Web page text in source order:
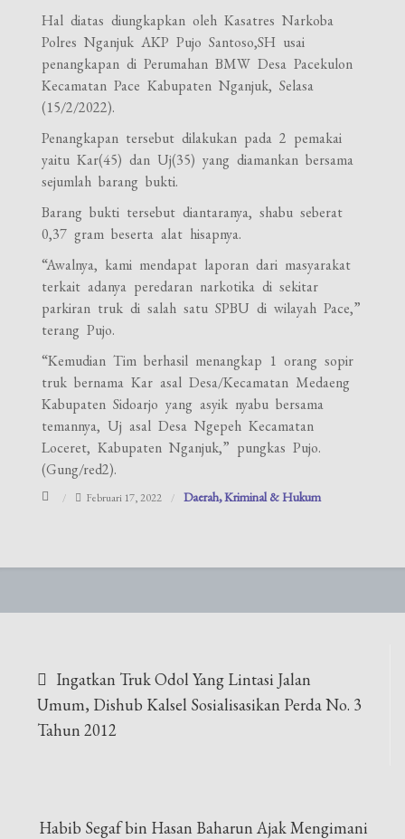
Hal diatas diungkapkan oleh Kasatres Narkoba
Polres Nganjuk AKP Pujo Santoso,SH usai
penangkapan di Perumahan BMW Desa Pacekulon
Kecamatan Pace Kabupaten Nganjuk, Selasa
(15/2/2022).
Penangkapan tersebut dilakukan pada 2 pemakai
yaitu Kar(45) dan Uj(35) yang diamankan bersama
sejumlah barang bukti.
Barang bukti tersebut diantaranya, shabu seberat
0,37 gram beserta alat hisapnya.
“Awalnya, kami mendapat laporan dari masyarakat
terkait adanya peredaran narkotika di sekitar
parkiran truk di salah satu SPBU di wilayah Pace,”
terang Pujo.
“Kemudian Tim berhasil menangkap 1 orang sopir
truk bernama Kar asal Desa/Kecamatan Medaeng
Kabupaten Sidoarjo yang asyik nyabu bersama
temannya, Uj asal Desa Ngepeh Kecamatan
Loceret, Kabupaten Nganjuk,” pungkas Pujo.
(Gung/red2).
Februari 17, 2022 Daerah Kriminal & Hukum
pos
Ingatkan Truk Odol Yang Lintasi Jalan
Umum, Dishub Kalsel Sosialisasikan Perda No. 3
Tahun 2012
Habib Segaf bin Hasan Baharun Ajak Mengimani